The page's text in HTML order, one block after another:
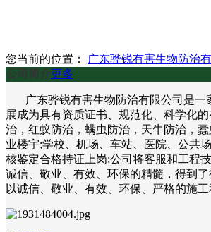
您当前的位置： 广东骅锐有害生物防治
公司简介更多
广东骅锐有害生物防治有限公司是一
展成为具有资质证书、规范化、科学化
治，红蚁防治，螨虫防治，天牛防治，
业楼宇;学校、机场、车站、医院、公共
核鉴定合格持证上岗;公司将客服和工程
诚信、敬业、有效、环保的精髓，得到
以诚信、敬业、有效、环保、严格的施